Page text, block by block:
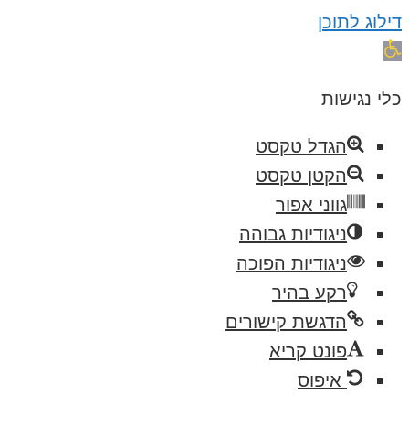
דילוג לתוכן
פתח
נגישות
כלי נגישות
הגדל טקסט
הקטן טקסט
גווני אפור
ניגודיות גבוהה
ניגודיות הפוכה
רקע בהיר
הדגשת קישורים
פונט קריא
איפוס